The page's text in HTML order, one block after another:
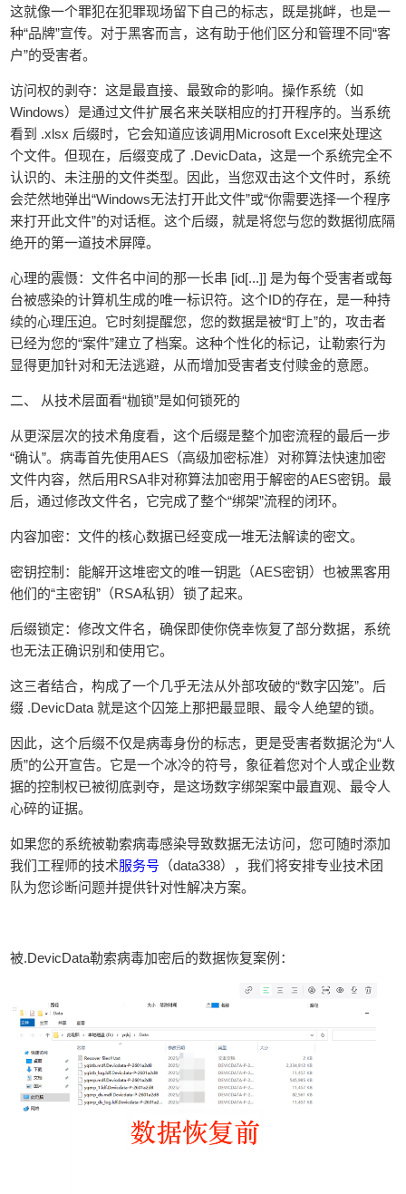
这就像一个罪犯在犯罪现场留下自己的标志，既是挑衅，也是一
种“品牌”宣传。对于黑客而言，这有助于他们区分和管理不同“客
户”的受害者。
访问权的剥夺：这是最直接、最致命的影响。操作系统（如
Windows）是通过文件扩展名来关联相应的打开程序的。当系统
看到 .xlsx 后缀时，它会知道应该调用Microsoft Excel来处理这
个文件。但现在，后缀变成了 .DevicData，这是一个系统完全不
认识的、未注册的文件类型。因此，当您双击这个文件时，系统
会茫然地弹出“Windows无法打开此文件”或“你需要选择一个程序
来打开此文件”的对话框。这个后缀，就是将您与您的数据彻底隔
绝开的第一道技术屏障。
心理的震慑：文件名中间的那一长串 [id[...]] 是为每个受害者或每
台被感染的计算机生成的唯一标识符。这个ID的存在，是一种持
续的心理压迫。它时刻提醒您，您的数据是被“盯上”的，攻击者
已经为您的“案件”建立了档案。这种个性化的标记，让勒索行为
显得更加针对和无法逃避，从而增加受害者支付赎金的意愿。
二、 从技术层面看“枷锁”是如何锁死的
从更深层次的技术角度看，这个后缀是整个加密流程的最后一步
“确认”。病毒首先使用AES（高级加密标准）对称算法快速加密
文件内容，然后用RSA非对称算法加密用于解密的AES密钥。最
后，通过修改文件名，它完成了整个“绑架”流程的闭环。
内容加密：文件的核心数据已经变成一堆无法解读的密文。
密钥控制：能解开这堆密文的唯一钥匙（AES密钥）也被黑客用
他们的“主密钥”（RSA私钥）锁了起来。
后缀锁定：修改文件名，确保即使你侥幸恢复了部分数据，系统
也无法正确识别和使用它。
这三者结合，构成了一个几乎无法从外部攻破的“数字囚笼”。后
缀 .DevicData 就是这个囚笼上那把最显眼、最令人绝望的锁。
因此，这个后缀不仅是病毒身份的标志，更是受害者数据沦为“人
质”的公开宣告。它是一个冰冷的符号，象征着您对个人或企业数
据的控制权已被彻底剥夺，是这场数字绑架案中最直观、最令人
心碎的证据。
如果您的系统被勒索病毒感染导致数据无法访问，您可随时添加
我们工程师的技术服务号 （data338），我们将安排专业技术团
队为您诊断问题并提供针对性解决方案。
被.DevicData勒索病毒加密后的数据恢复案例：